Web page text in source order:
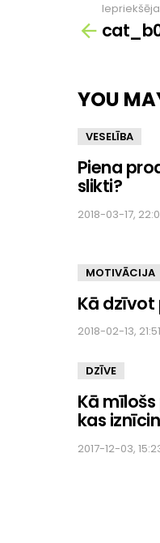
Skatīt
vairāk
YOU
VESELĪBA
Piena
slikti?
2018-03-17,
MOTIVĀCIJA
Kā
2018-02-13, 21:51
DZĪVE
Kā
kas
2017-12-03,